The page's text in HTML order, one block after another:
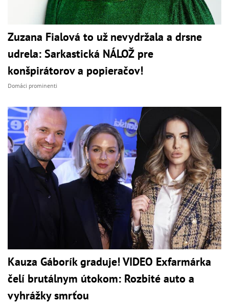
Zuzana Fialová to už nevydržala a drsne
udrela: Sarkastická NÁLOŽ pre
konšpirátorov a popieračov!
Domáci prominenti
Kauza Gáborík graduje! VIDEO Exfarmárka
čelí brutálnym útokom: Rozbité auto a
vyhrážky smrťou